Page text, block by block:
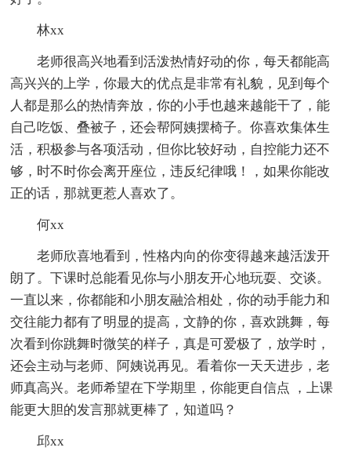
林xx
老师很高兴地看到活泼热情好动的你，每天都能高
高兴兴的上学，你最大的优点是非常有礼貌，见到每个
人都是那么的热情奔放，你的小手也越来越能干了，能
自己吃饭、叠被子，还会帮阿姨摆椅子。你喜欢集体生
活，积极参与各项活动，但你比较好动，自控能力还不
够，时不时你会离开座位，违反纪律哦！，如果你能改
正的话，那就更惹人喜欢了。
何xx
老师欣喜地看到，性格内向的你变得越来越活泼开
朗了。下课时总能看见你与小朋友开心地玩耍、交谈。
一直以来，你都能和小朋友融洽相处，你的动手能力和
交往能力都有了明显的提高，文静的你，喜欢跳舞，每
次看到你跳舞时微笑的样子，真是可爱极了，放学时，
还会主动与老师、阿姨说再见。看着你一天天进步，老
师真高兴。老师希望在下学期里，你能更自信点 ，上课
能更大胆的发言那就更棒了，知道吗？
邱xx